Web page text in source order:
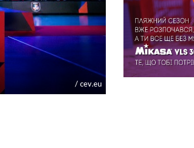
/ cev.eu